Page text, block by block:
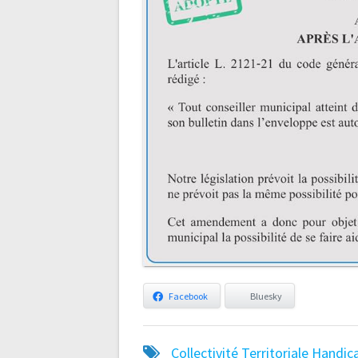
Facebook Bluesky
Collectivité Territoriale